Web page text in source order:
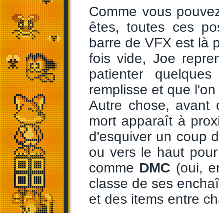
Comme vous
êtes, toutes ces
barre de VFX est là
fois vide, Joe
patienter
remplisse et que
Autre chose,
mort apparaît à
d'esquiver un coup
ou vers le haut
comme DMC (oui,
classe de ses
et des items entre